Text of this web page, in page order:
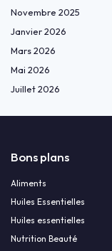
Novembre 2025
Janvier 2026
Mars 2026
Mai 2026
Juillet 2026
Bons plans
Aliments
Huiles Essentielles
Huiles essentielles
Nutrition Beauté